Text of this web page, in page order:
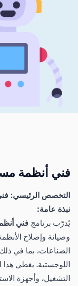
فني أنظمة
التخصص الرئيسي:
نبذة عامة:
يُدرّب برنامج فني
وصيانة وإصلاح
الصناعات، بما في
اللوجستية. يغطي هذا
التشغيل، وأجهزة